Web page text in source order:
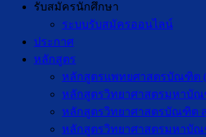
รับสมัครนักศึกษา
ระบบรับสมัครออนไลน์
ประกาศ
หลักสูตร
หลักสูตรแพทยศาสตรบัณฑิต (
หลักสูตรวิทยาศาสตรมหาบั
หลักสูตรวิทยาศาสตรบัณฑิต
หลักสูตรวิทยาศาสตรมหาบั